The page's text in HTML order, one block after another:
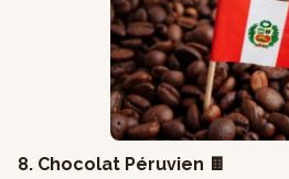
8. Chocolat Péruvien 🍫